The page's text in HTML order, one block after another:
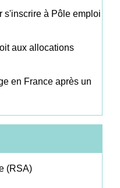
s'inscrire à Pôle emploi
aux allocations
en France après un
(RSA)